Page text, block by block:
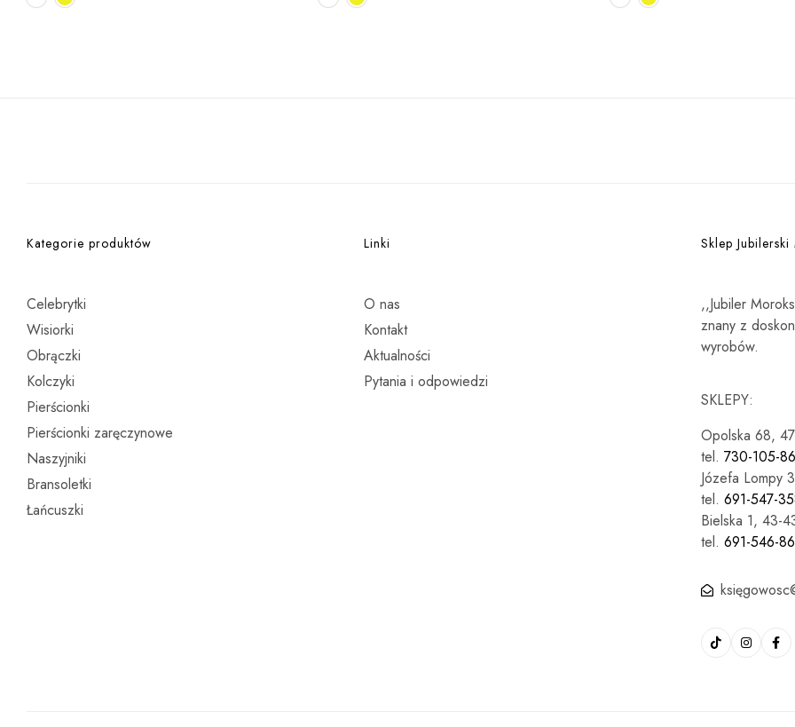
Kategorie produktów
Celebrytki
Wisiorki
Obrączki
Kolczyki
Pierścionki
Pierścionki zaręczynowe
Naszyjniki
Bransoletki
Łańcuszki
Linki
O nas
Kontakt
Aktualności
Pytania i odpowiedzi
Sklep Jubilerski
,,Jubiler
znany z
wyrobów.
SKLEPY:
Opolska 68,
tel. 730-105-
Józefa Lompy
tel. 691-547-
Bielska 1, 43-
tel. 691-546-